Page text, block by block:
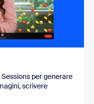
per generare
scrivere